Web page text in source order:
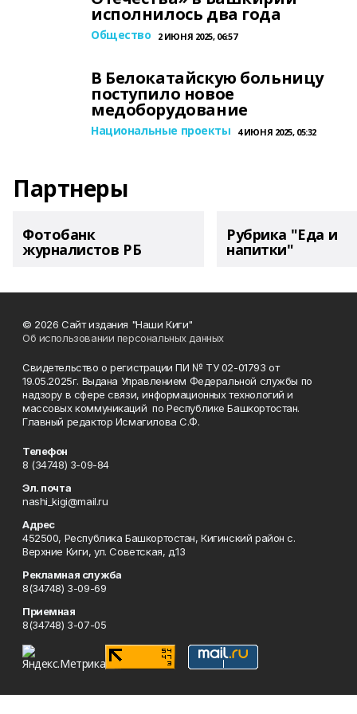
исполнилось два года
Общество 2 ИЮНЯ 2025, 06:57
В Белокатайскую больницу
поступило новое
медоборудование
Национальные проекты 4 ИЮНЯ 2025, 05:32
Партнеры
Фотобанк
журналистов РБ
Рубрика "Еда и
напитки"
© 2026 Сайт издания "Наши Киги"
Об использовании персональных данных
Свидетельство о регистрации ПИ № ТУ 02-01793 от
19.05.2025г. Выдана Управлением Федеральной службы по
надзору в сфере связи, информационных технологий и
массовых коммуникаций по Республике Башкортостан.
Главный редактор Исмагилова С.Ф.
Телефон
8 (34748) 3-09-84
Эл. почта
nashi_kigi@mail.ru
Адрес
452500, Республика Башкортостан, Кигинский район с.
Верхние Киги, ул. Советская, д.13
Рекламная служба
8(34748) 3-09-69
Приемная
8(34748) 3-07-05